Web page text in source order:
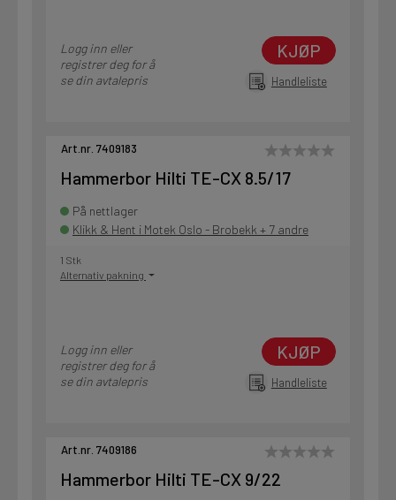
Logg inn eller
registrer deg for å
se din avtalepris
KJØP
Handleliste
Art.nr. 7409183
Hammerbor Hilti TE-CX 8.5/17
På nettlager
Klikk & Hent i Motek Oslo - Brobekk + 7 andre
1 Stk
Alternativ pakning
Logg inn eller
registrer deg for å
se din avtalepris
KJØP
Handleliste
Art.nr. 7409186
Hammerbor Hilti TE-CX 9/22